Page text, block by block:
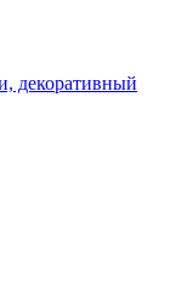
декоративный